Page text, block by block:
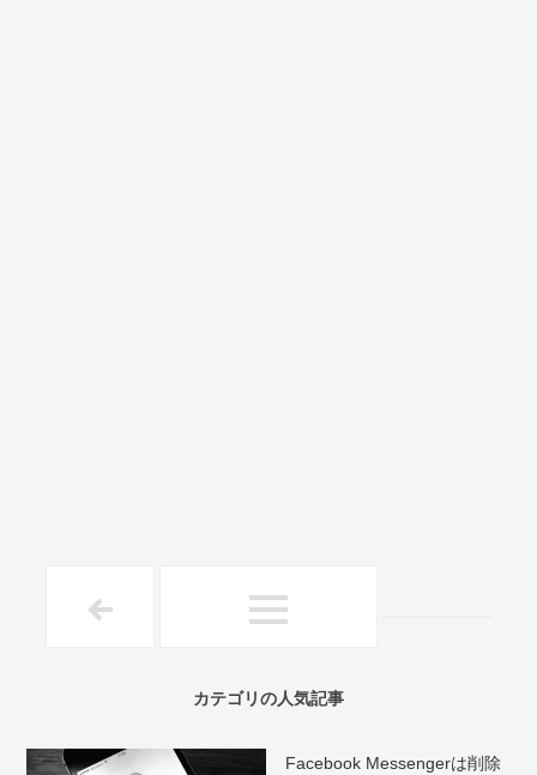
カテゴリの人気記事
Facebook Messengerは削除